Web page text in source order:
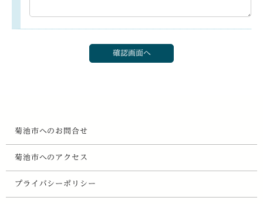
菊池市へのお問合せ
菊池市へのアクセス
プライバシーポリシー